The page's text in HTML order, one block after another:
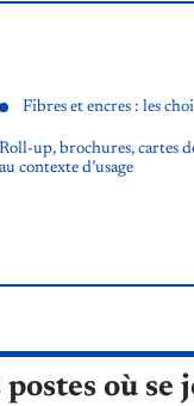
Fibres et encres : les
Roll-up, brochures, cartes
au contexte d’usage
où se